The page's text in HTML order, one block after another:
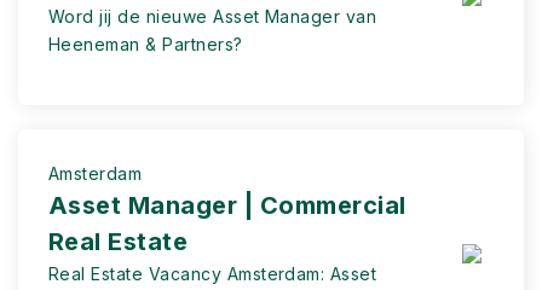
Word jij de nieuwe Asset Manager van
Heeneman & Partners?
Amsterdam
Asset Manager | Commercial
Real Estate
Real Estate Vacancy Amsterdam: Asset